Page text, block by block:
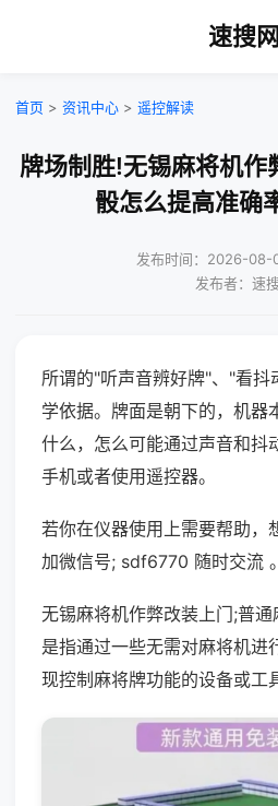
速搜网
首页 > 资讯中心 > 遥控解读
牌场制胜!无锡麻将机作
骰怎么提高准确
发布时间：2026-08-
发布者：速
所谓的"听声音辨好牌"、"看抖
学依据。牌面是朝下的，机器
什么，怎么可能通过声音和抖
手机或者使用遥控器。
若你在仪器使用上需要帮助，
加微信号; sdf6770 随时交流 。
无锡麻将机作弊改装上门;普
是指通过一些无需对麻将机进
现控制麻将牌功能的设备或工